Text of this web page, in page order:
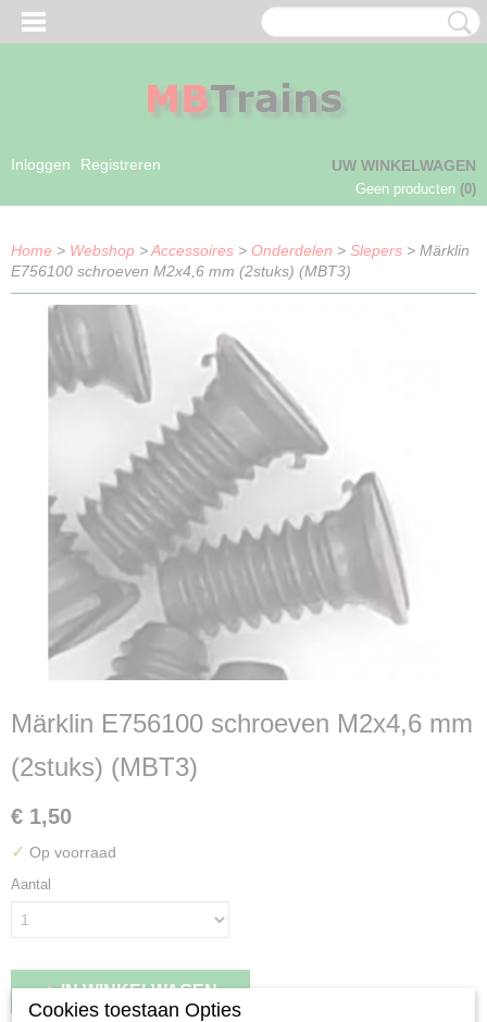
Inloggen Registreren UW WINKELWAGEN
Geen producten (0)
Home > Webshop >Accessoires > Onderdelen > Slepers > Märklin
E756100 schroeven M2x4,6 mm (2stuks) (MBT3)
Märklin E756100 schroeven M2x4,6 mm
(2stuks) (MBT3)
€ 1,50
✓ Op voorraad
Aantal
IN WINKELWAGEN
Cookies toestaan Opties